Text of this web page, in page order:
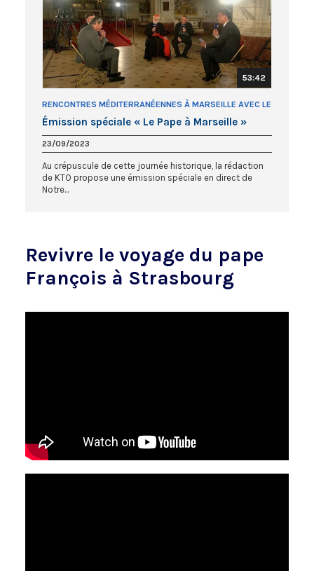
53:42
RENCONTRES MÉDITERRANÉENNES À MARSEILLE AVEC LE
PAPE FRANÇOIS
Émission spéciale « Le Pape à Marseille »
23/09/2023
Au crépuscule de cette journée historique, la rédaction
de KTO propose une émission spéciale en direct de
Notre...
Revivre le voyage du pape
François à Strasbourg